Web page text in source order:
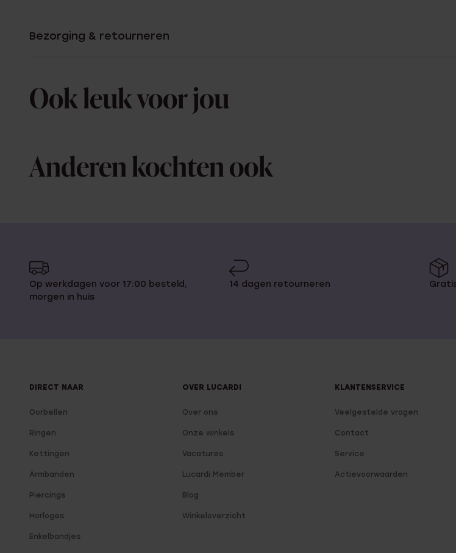
Bezorging & retourneren
Ook leuk voor jou
Anderen kochten ook
Op werkdagen voor 17:00 besteld,
morgen in huis
14 dagen retourneren
DIRECT NAAR
Oorbellen
Ringen
Kettingen
Armbanden
Piercings
Horloges
Enkelbandjes
OVER LUCARDI
Over ons
Onze winkels
Vacatures
Lucardi Member
Blog
Winkeloverzicht
KLANTENSERVICE
Veelgestelde vragen
Contact
Service
Actievoorwaarden